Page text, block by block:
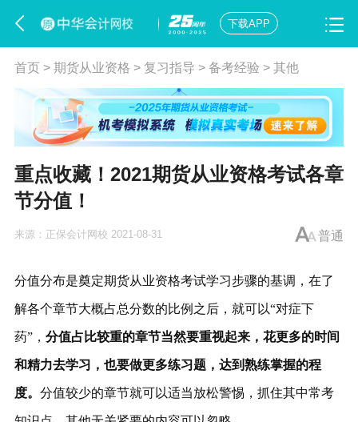
下载APP
首页> 期货从业资格 > 复习指导 > 备考经验 > 其他
重点收藏！2021期货从业资格考试各章
节分值！
普通
来源： 正保会计网校 2021-08-31
分值分布是奠定期货从业资格考试学习步骤的基调，在了
解各个章节大概占总分数的比例之后，就可以“对症下
药”， 分值占比较重的章节当然要重视起来，花更多的时间
和精力去学习，也要做更多练习题，达到熟练掌握的程
度。 分值较少的章节就可以适当放松警惕，抓住其中常考